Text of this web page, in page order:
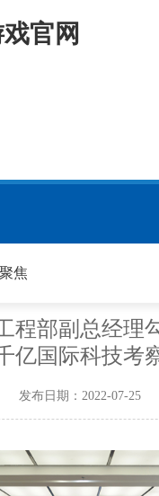
官网
焦
程部副总经理
亿国际科技考
发布日期：2022-07-25